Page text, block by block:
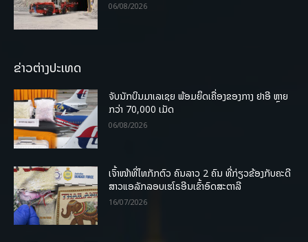
06/08/2026
ຂ່າວຕ່າງປະເທດ
ຈັບນັກບິນມາເລເຊຍ ພ້ອມຍຶດເຄື່ອງຂອງກາງ ຢາອີ ຫຼາຍ
ກວ່າ 70,000 ເມັດ
06/08/2026
ເຈົ້າໜ້າທີ່ໄທກັກຕົວ ຄົນລາວ 2 ຄົນ ທີ່ກ່ຽວຂ້ອງກັບຄະດີ
ສາວແອລັກລອບເຮໂຣອີນເຂົ້າອົດສະຕາລີ
16/07/2026